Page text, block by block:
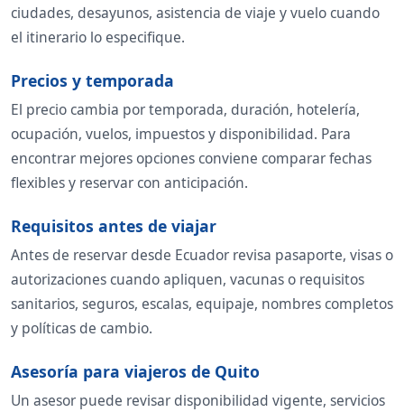
ciudades, desayunos, asistencia de viaje y vuelo cuando
el itinerario lo especifique.
Precios y temporada
El precio cambia por temporada, duración, hotelería,
ocupación, vuelos, impuestos y disponibilidad. Para
encontrar mejores opciones conviene comparar fechas
flexibles y reservar con anticipación.
Requisitos antes de viajar
Antes de reservar desde Ecuador revisa pasaporte, visas o
autorizaciones cuando apliquen, vacunas o requisitos
sanitarios, seguros, escalas, equipaje, nombres completos
y políticas de cambio.
Asesoría para viajeros de Quito
Un asesor puede revisar disponibilidad vigente, servicios